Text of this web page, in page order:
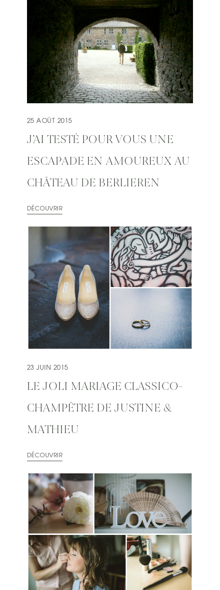
25 AOÛT 2015
J’AI TESTÉ POUR VOUS UNE
ESCAPADE EN AMOUREUX AU
CHÂTEAU DE BERLIEREN
DÉCOUVRIR
23 JUIN 2015
LE JOLI MARIAGE CLASSICO-
CHAMPÊTRE DE JUSTINE &
MATHIEU
DÉCOUVRIR